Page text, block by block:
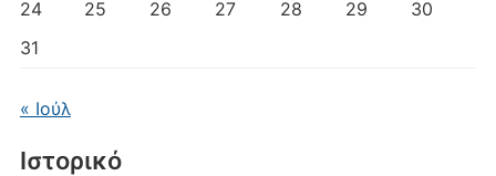
24
25 26 27 28 29
30
31
« Ιούλ
Ιστορικό